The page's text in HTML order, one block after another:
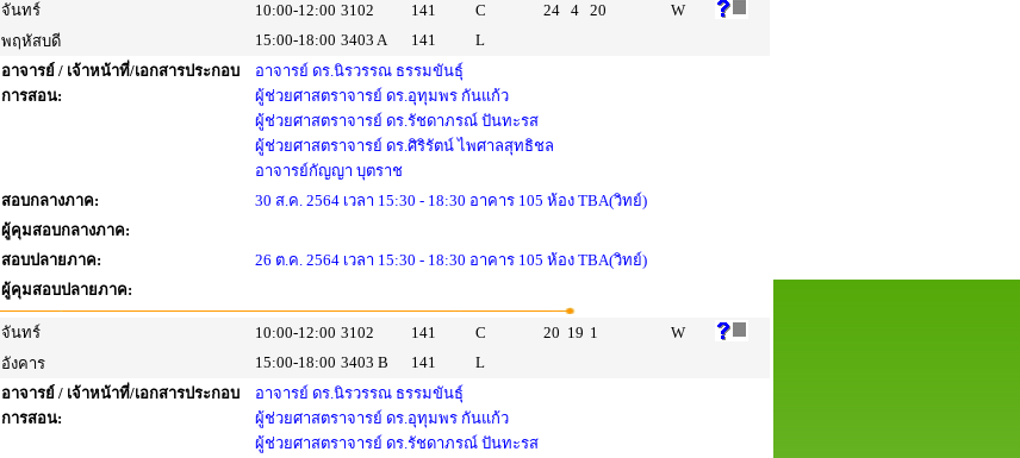
จันทร์ 10:00-12:00 3102 141 C 24 4 20
W
พฤหัสบดี
15:00-18:00 3403 A 141
L
อาจารย์ / เจ้าหน้าที่/เอกสารประกอบ
การสอน:
อาจารย์ ดร.นิรวรรณ ธรรมขันธุ์
ผู้ช่วยศาสตราจารย์ ดร.อุทุมพร กันแก้ว
ผู้ช่วยศาสตราจารย์ ดร.รัชดาภรณ์ ปันทะรส
ผู้ช่วยศาสตราจารย์ ดร.ศิริรัตน์ ไพศาลสุทธิชล
อาจารย์กัญญา บุตราช
สอบกลางภาค:
30 ส.ค. 2564 เวลา 15:30 - 18:30 อาคาร 105 ห้อง TBA(วิทย์)
ผู้คุมสอบกลางภาค:
สอบปลายภาค:
26 ต.ค. 2564 เวลา 15:30 - 18:30 อาคาร 105 ห้อง TBA(วิทย์)
ผู้คุมสอบปลายภาค:
จันทร์ 10:00-12:00 3102 141 C 20 19 1
W
อังคาร
15:00-18:00 3403 B 141
L
อาจารย์ / เจ้าหน้าที่/เอกสารประกอบ
การสอน:
อาจารย์ ดร.นิรวรรณ ธรรมขันธุ์
ผู้ช่วยศาสตราจารย์ ดร.อุทุมพร กันแก้ว
ผู้ช่วยศาสตราจารย์ ดร.รัชดาภรณ์ ปันทะรส